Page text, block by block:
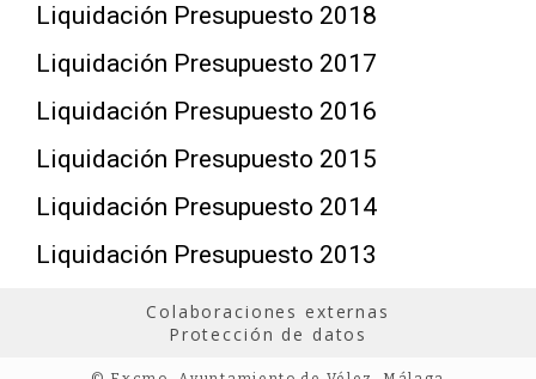
Liquidación Presupuesto 2018
Liquidación Presupuesto 2017
Liquidación Presupuesto 2016
Liquidación Presupuesto 2015
Liquidación Presupuesto 2014
Liquidación Presupuesto 2013
Colaboraciones externas
Protección de datos